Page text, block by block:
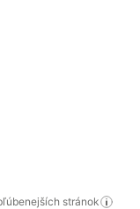
stránok